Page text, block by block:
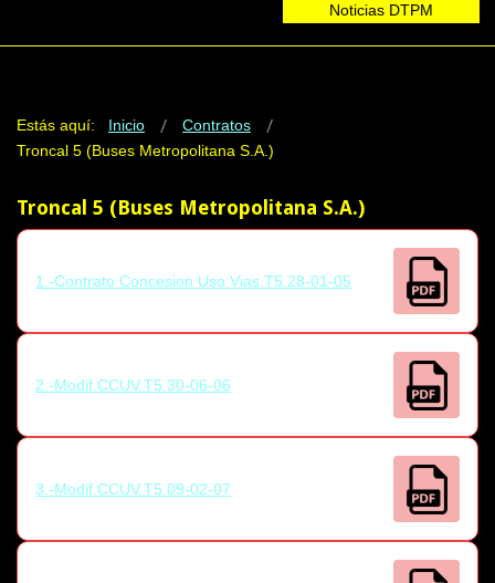
Noticias DTPM
Estás aquí: Inicio
Contratos
Troncal 5 (Buses Metropolitana S.A.)
Troncal 5 (Buses Metropolitana S.A.)
1.-Contrato Concesion Uso Vias.T5.28-01-05
2.-Modif.CCUV.T5.30-06-06
3.-Modif.CCUV.T5.09-02-07